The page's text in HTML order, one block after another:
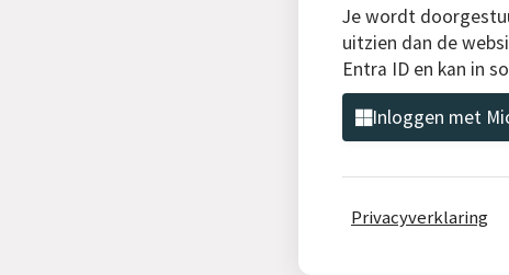
Je wordt
uitzien dan de
Entra ID en kan in
Inloggen met
Privacyverklaring